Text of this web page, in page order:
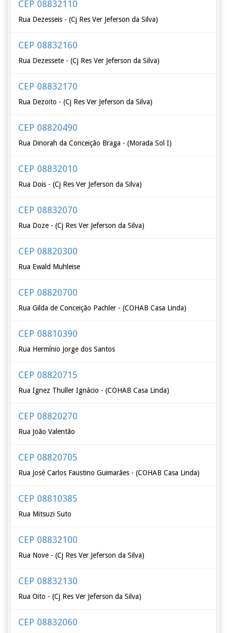
CEP 08832110
Rua Dezesseis - (Cj Res Ver Jeferson da Silva)
CEP 08832160
Rua Dezessete - (Cj Res Ver Jeferson da Silva)
CEP 08832170
Rua Dezoito - (Cj Res Ver Jeferson da Silva)
CEP 08820490
Rua Dinorah da Conceição Braga - (Morada Sol I)
CEP 08832010
Rua Dois - (Cj Res Ver Jeferson da Silva)
CEP 08832070
Rua Doze - (Cj Res Ver Jeferson da Silva)
CEP 08820300
Rua Ewald Muhleise
CEP 08820700
Rua Gilda de Conceição Pachler - (COHAB Casa Linda)
CEP 08810390
Rua Hermínio Jorge dos Santos
CEP 08820715
Rua Ignez Thuller Ignácio - (COHAB Casa Linda)
CEP 08820270
Rua João Valentão
CEP 08820705
Rua José Carlos Faustino Guimarães - (COHAB Casa Linda)
CEP 08810385
Rua Mitsuzi Suto
CEP 08832100
Rua Nove - (Cj Res Ver Jeferson da Silva)
CEP 08832130
Rua Oito - (Cj Res Ver Jeferson da Silva)
CEP 08832060